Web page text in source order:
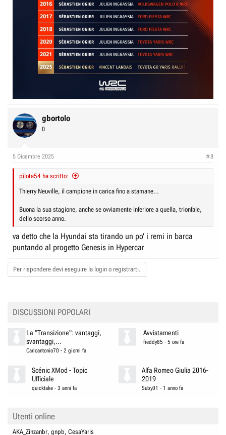
gbortolo
0
5 Dicembre 2025 #8
pilota54 ha scritto:
Thierry Neuville, il campione in carica fino a stamane…
Buona la sua stagione, anche se ovviamente inferiore a quella, trionfale,
dello scorso anno.
va detto che la Hyundai sta tirando un po' i remi in barca
puntando al progetto Genesis in Hypercar
Per rispondere devi eseguire la login o registrarti.
DISCUSSIONI POPOLARI
La "Transizione": vantaggi,
svantaggi,...
Carloantonio70 - 2 giorni fa
Avvistamenti
freddy85 - 5 ore fa
Scénic XMod - Topic
Ufficiale
quicktake -3 anni fa
Alfa Romeo Giulia 2016-
2019
Suby01 - 1 anno fa
Utenti online
AKA_Zinzanbr gnpb CesaYaris